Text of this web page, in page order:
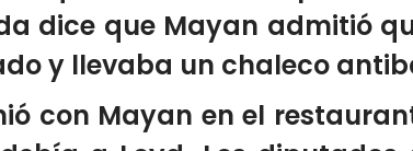
dice que Mayan admitió
y llevaba un chaleco
con Mayan en el